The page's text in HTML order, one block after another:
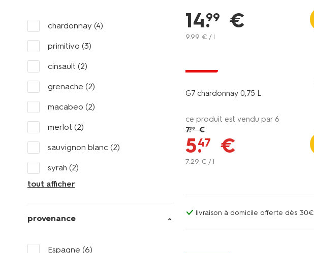
chardonnay (4)
primitivo (3)
cinsault (2)
grenache (2)
macabeo (2)
merlot (2)
sauvignon blanc (2)
syrah (2)
tout afficher
provenance
Espagne (6)
14.
99 €
9.99 € / l
G7 chardonnay 0,75 L
ce produit est vendu par 6
7.29 €
5.
47 €
7.29 € / l
livraison à domicile offerte dès 30€